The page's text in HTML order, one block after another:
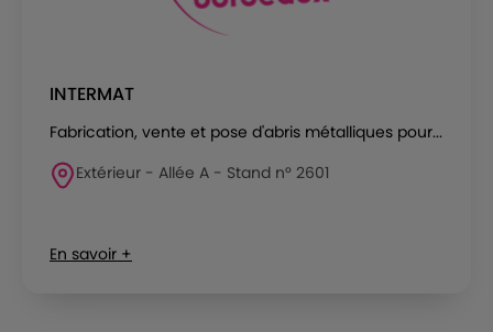
INTERMAT
Fabrication, vente et pose d'abris métalliques pour...
Extérieur - Allée A - Stand n° 2601
En savoir +